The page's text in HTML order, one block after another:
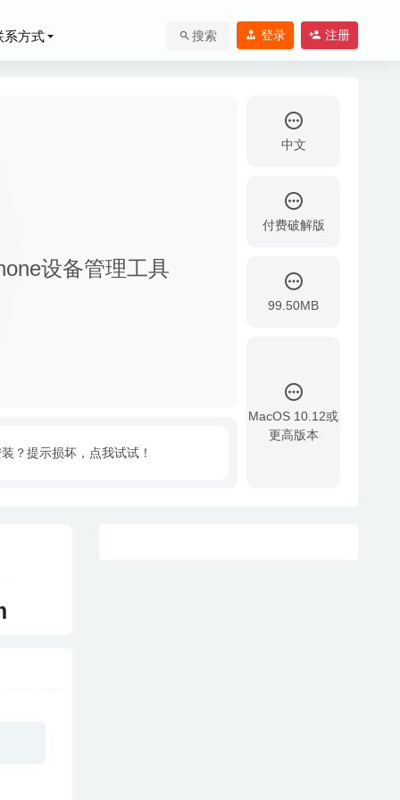
方式 搜索 登录 注册
设备管理工具
中文
付费破解版
99.50MB
MacOS 10.12或
更高版本
？提示损坏，点我试试！